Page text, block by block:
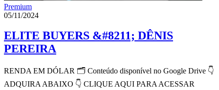
Premium
05/11/2024
ELITE BUYERS &#8211; DÊNIS
PEREIRA
RENDA EM DÓLAR 🗂 Conteúdo disponível no Google Drive 👇
ADQUIRA ABAIXO 👇 CLIQUE AQUI PARA ACESSAR